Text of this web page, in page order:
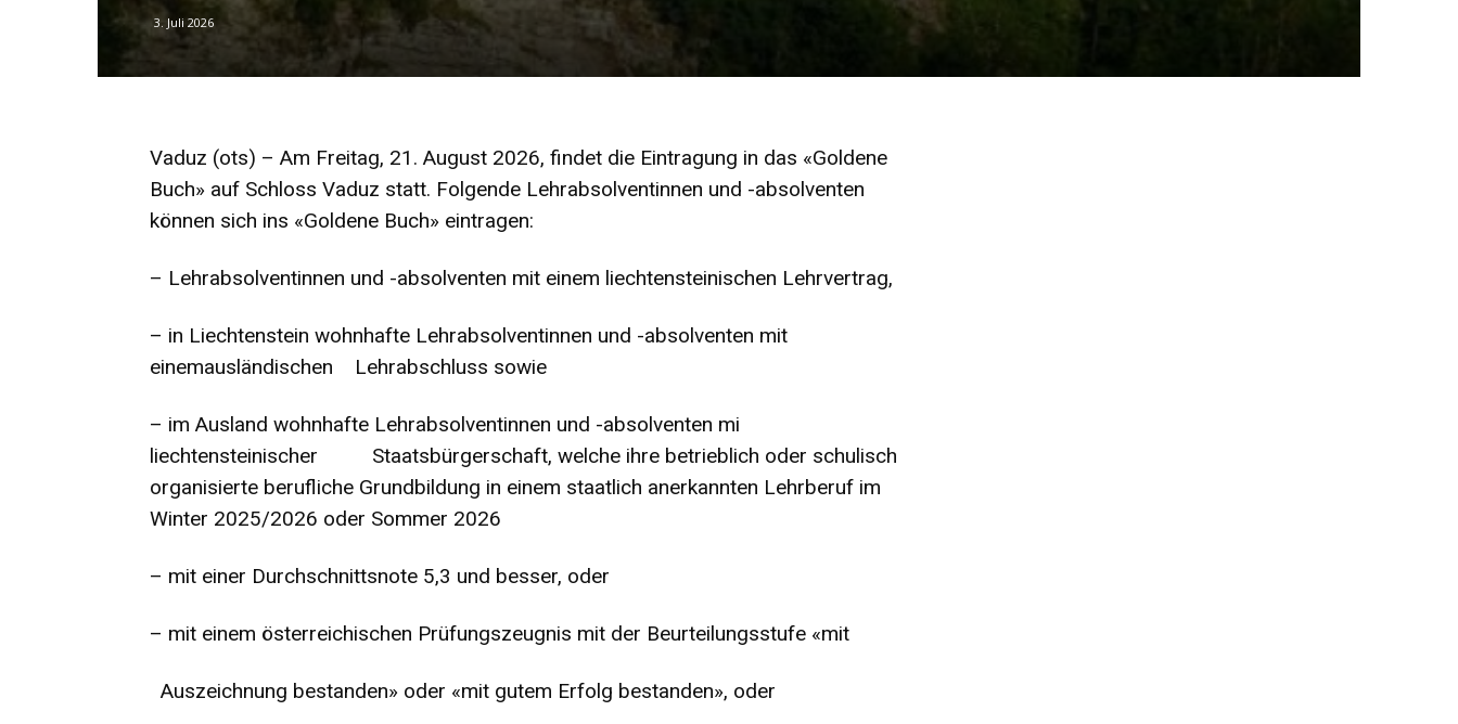
3. Juli 2026
Vaduz (ots) – Am Freitag, 21. August 2026, findet die Eintragung in das «Goldene
Buch» auf Schloss Vaduz statt. Folgende Lehrabsolventinnen und -absolventen
können sich ins «Goldene Buch» eintragen:
– Lehrabsolventinnen und -absolventen mit einem liechtensteinischen Lehrvertrag,
– in Liechtenstein wohnhafte Lehrabsolventinnen und -absolventen mit
einemausländischen Lehrabschluss sowie
– im Ausland wohnhafte Lehrabsolventinnen und -absolventen mi
liechtensteinischer Staatsbürgerschaft, welche ihre betrieblich oder schulisch
organisierte berufliche Grundbildung in einem staatlich anerkannten Lehrberuf im
Winter 2025/2026 oder Sommer 2026
– mit einer Durchschnittsnote 5,3 und besser, oder
– mit einem österreichischen Prüfungszeugnis mit der Beurteilungsstufe «mit
Auszeichnung bestanden» oder «mit gutem Erfolg bestanden», oder